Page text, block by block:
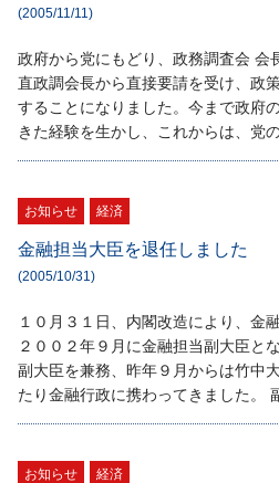
(2005/11/11)
政府から党にもどり、政務調査会 会
直政調会長から直接要請を受け、政
することになりました。今まで政府
きた経験を生かし、これからは、党
お知らせ 経済
金融担当大臣を退任しました
(2005/10/31)
１０月３１日、内閣改造により、金
２００２年９月に金融担当副大臣と
副大臣を兼務、昨年９月からは竹中
たり金融行政に携わってきました。
お知らせ 経済